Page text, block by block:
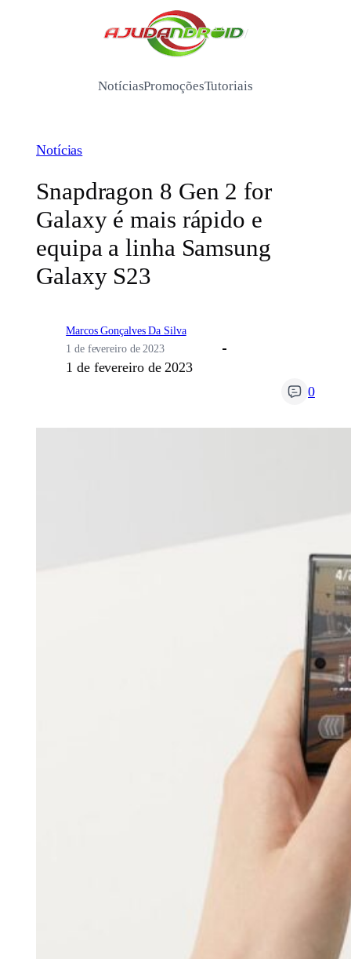
/
NotíciasPromoçõesTutoriais
Notícias
Snapdragon 8 Gen 2 for
Galaxy é mais rápido e
equipa a linha Samsung
Galaxy S23
Marcos Gonçalves Da Silva
1 de fevereiro de 2023
1 de fevereiro de 2023
0